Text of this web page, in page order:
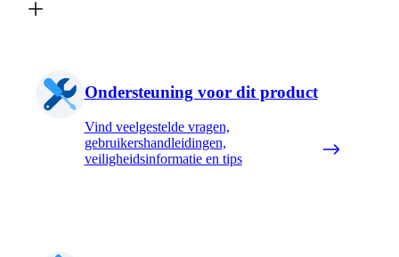
Ondersteuning voor dit product
Vind veelgestelde vragen,
gebruikershandleidingen,
veiligheidsinformatie en tips